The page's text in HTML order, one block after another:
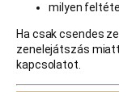
milyen
Ha csak csendes
zenelejátszás
kapcsolatot.